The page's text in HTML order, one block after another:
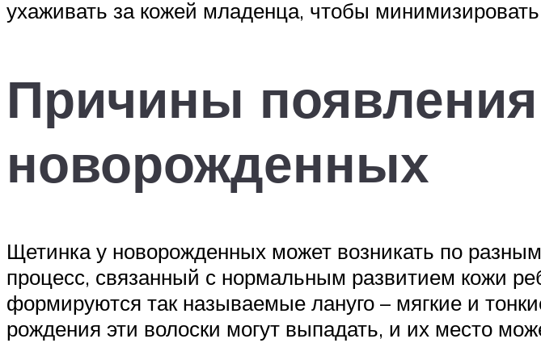
ухаживать за кожей младенца, чтобы
Причины
новорожденных
Щетинка у новорожденных может возникать по
процесс, связанный с нормальным развитием кожи
формируются так называемые лануго – мягкие и
рождения эти волоски могут выпадать, и их место